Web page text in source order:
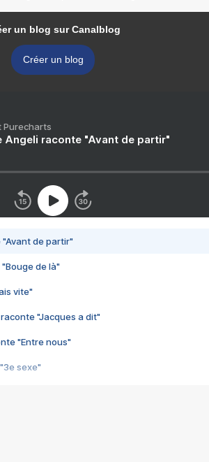
un blog sur Canalblog
Créer un blog
Purecharts
Angeli raconte "Avant de partir"
"Avant de partir"
"Bouge de là"
vite"
"Jacques a dit"
"Entre nous"
sexe"